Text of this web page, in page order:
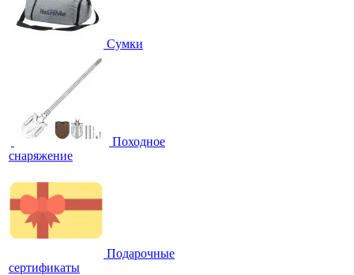
Сумки
Походное
снаряжение
Подарочные
сертификаты